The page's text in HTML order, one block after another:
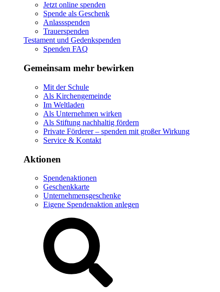
Jetzt online spenden
Spende als Geschenk
Anlassspenden
Trauerspenden
Testament und Gedenkspenden
Spenden FAQ
Gemeinsam mehr bewirken
Mit der Schule
Als Kirchengemeinde
Im Weltladen
Als Unternehmen wirken
Als Stiftung nachhaltig fördern
Private Förderer – spenden mit großer Wirkung
Service & Kontakt
Aktionen
Spendenaktionen
Geschenkkarte
Unternehmensgeschenke
Eigene Spendenaktion anlegen